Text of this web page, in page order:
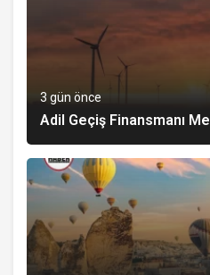
3 gün önce
Adil Geçiş Finansmanı